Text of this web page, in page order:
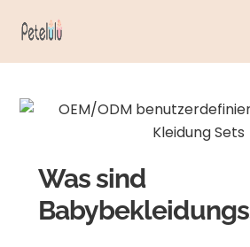
Inhalt
Was sind